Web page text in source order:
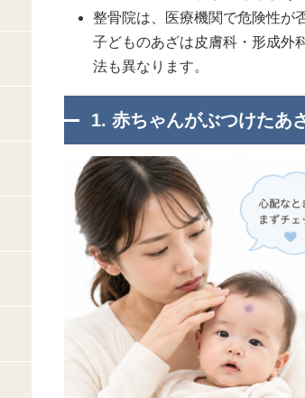
整骨院は、医療機関で危険性が
子どものあざは皮膚科・形成外
法も異なります。
1. 赤ちゃんがぶつけたあ